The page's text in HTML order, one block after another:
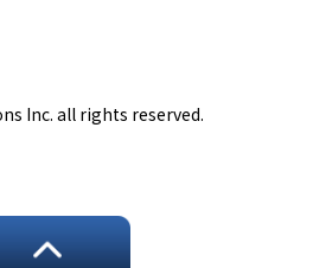
Inc. all rights reserved.